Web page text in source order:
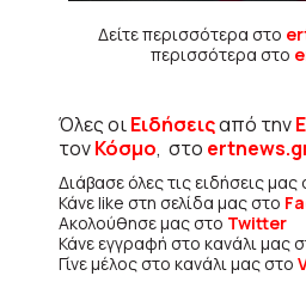
Δείτε περισσότερα στο
περισσότερα στο
Όλες οιΕιδήσειςαπό την
τονΚόσμο, στο
Διάβασε όλες τις ειδήσεις μας
Κάνε like στη σελίδα μας στο
Ακολούθησε μας στο Twitter
Κάνε εγγραφή στο κανάλι μας
Γίνε μέλος στο κανάλι μας στο